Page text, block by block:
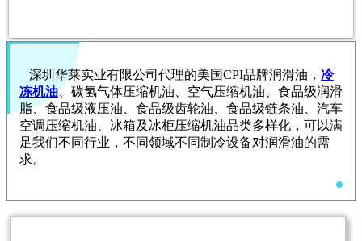
深圳华莱实业有限公司代理的美国CPI品牌润滑油， 冷
冻机油、碳氢气体压缩机油、空气压缩机油、食品级润滑
脂、食品级液压油、食品级齿轮油、食品级链条油、汽车
空调压缩机油、冰箱及冰柜压缩机油品类多样化，可以满
足我们不同行业，不同领域不同制冷设备对润滑油的需
求。